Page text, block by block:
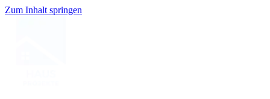
Zum Inhalt springen